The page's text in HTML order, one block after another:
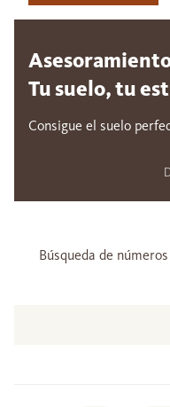
Tu suelo, tu
Consigue el suelo
Búsqueda de